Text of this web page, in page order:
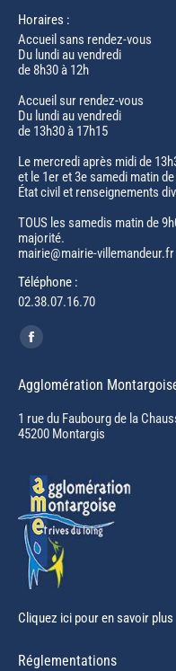
Horaires :
Accueil sans rendez-vous
Du lundi au vendredi
de 8h30 à 12h
Accueil sur rendez-vous
Du lundi au vendredi
de 13h30 à 17h15
Le mercredi après midi de
et le 1er et 3e samedi matin
État civil et renseignements
TOUS les samedis matin de
majorité.
mairie@mairie-villemandeur.fr
Téléphone :
02.38.07.16.70
Trouvez nous sur :
Facebook
opens
in
new
Agglomération
1 rue du Faubourg de la
45200 Montargis
Cliquez ici pour en savoir plus
Réglementations